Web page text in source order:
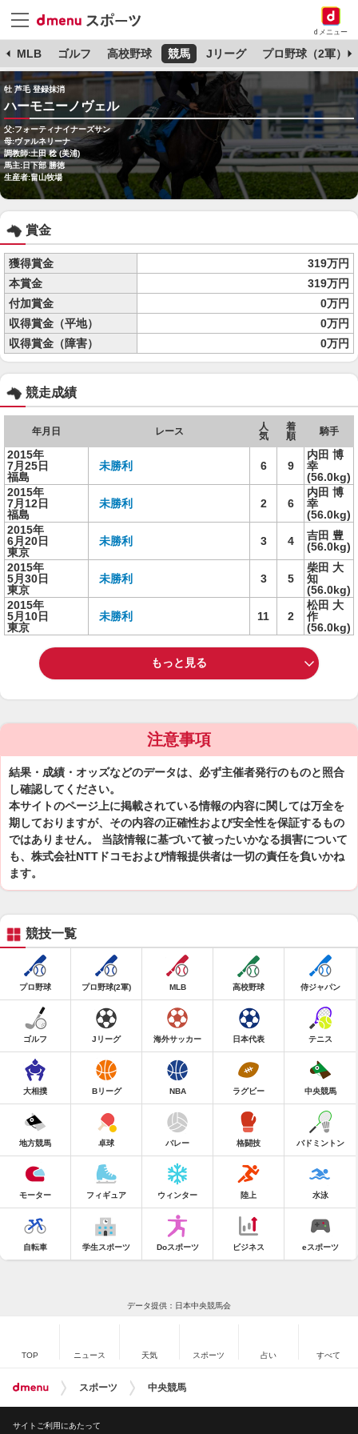
dメニュー
MLB ゴルフ 高校野球 競馬 Jリーグ プロ野球（2軍）
牡 芦毛 登録抹消
ハーモニーノヴェル
父:フォーティナイナーズサン
母:ヴァルネリーナ
調教師:土田 稔 (美浦)
馬主:日下部 勝徳
生産者:畠山牧場
賞金
獲得賞金
319万円
本賞金
319万円
付加賞金
0万円
収得賞金（平地）
0万円
収得賞金（障害）
0万円
競走成績
年月日 レース
人
気
着
順
騎手
2015年
7月25日
福島
未勝利 6 9
内田 博
幸
(56.0kg)
2015年
7月12日
福島
未勝利 2 6
内田 博
幸
(56.0kg)
2015年
6月20日
東京
未勝利 3 4
吉田 豊
(56.0kg)
2015年
5月30日
東京
未勝利 3 5
柴田 大
知
(56.0kg)
2015年
5月10日
東京
未勝利 11 2
松田 大
作
(56.0kg)
もっと見る
注意事項
結果・成績・オッズなどのデータは、必ず主催者発行のものと照合
し確認してください。
本サイトのページ上に掲載されている情報の内容に関しては万全を
期しておりますが、その内容の正確性および安全性を保証するもの
ではありません。 当該情報に基づいて被ったいかなる損害について
も、株式会社NTTドコモおよび情報提供者は一切の責任を負いかね
ます。
競技一覧
プロ野球 プロ野球(2軍) MLB 高校野球 侍ジャパン
ゴルフ Jリーグ 海外サッカー 日本代表 テニス
大相撲 Bリーグ NBA ラグビー 中央競馬
地方競馬 卓球 バレー 格闘技 バドミントン
モーター フィギュア ウィンター 陸上 水泳
自転車 学生スポーツ Doスポーツ ビジネス eスポーツ
データ提供：日本中央競馬会
TOP ニュース 天気 スポーツ 占い すべて
スポーツ 中央競馬
サイトご利用にあたって